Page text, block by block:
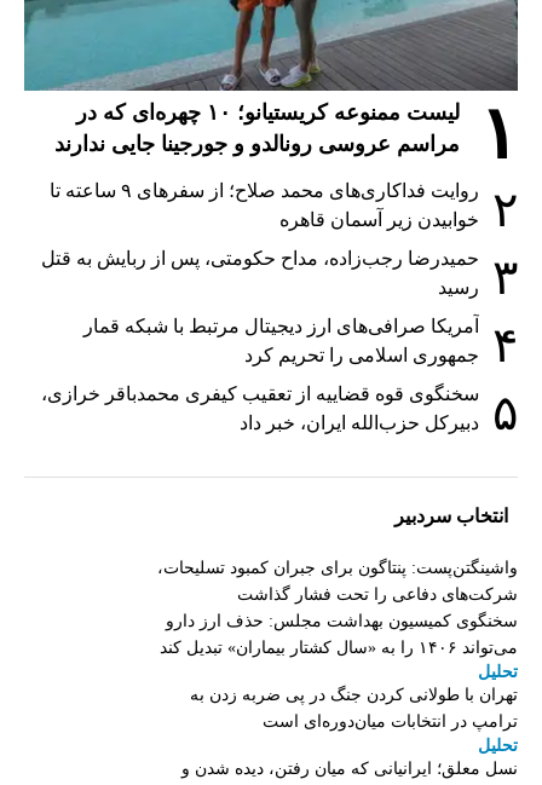
۱
لیست ممنوعه کریستیانو؛ ۱۰ چهره‌ای که در
مراسم عروسی رونالدو و جورجینا جایی ندارند
۲
روایت فداکاری‌های محمد صلاح؛ از سفرهای ۹ ساعته تا
خوابیدن زیر آسمان قاهره
۳
حمیدرضا رجب‌زاده، مداح حکومتی، پس از ربایش به قتل
رسید
۴
آمریکا صرافی‌های ارز دیجیتال مرتبط با شبکه قمار
جمهوری اسلامی را تحریم کرد
۵
سخنگوی قوه قضاییه از تعقیب کیفری محمدباقر خرازی،
دبیر‌کل حزب‌الله ایران، خبر داد
انتخاب سردبیر
واشینگتن‌پست: پنتاگون برای جبران کمبود تسلیحات،
شرکت‌های دفاعی را تحت فشار گذاشت
سخنگوی کمیسیون بهداشت مجلس: حذف ارز دارو
می‌تواند ۱۴۰۶ را به «سال کشتار بیماران» تبدیل کند
تحلیل
تهران با طولانی کردن جنگ در پی ضربه زدن به
ترامپ در انتخابات میان‌دوره‌ای است
تحلیل
نسل معلق؛ ایرانیانی که میان رفتن، دیده شدن و